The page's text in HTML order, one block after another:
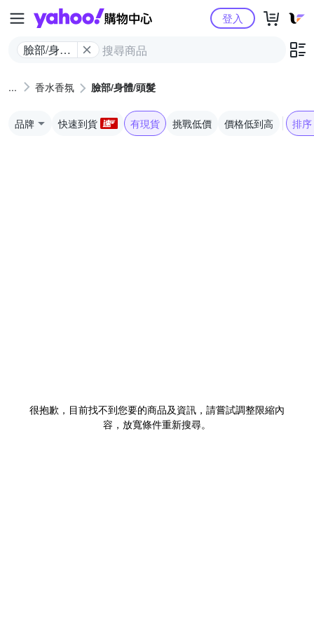
Yahoo購物中心
臉部/身體/
登入
香水香氛 臉部/身體/頭髮
品牌 快速到貨 有現貨 挑戰低價 價格低到高 排序
很抱歉，目前找不到您要的商品及資訊，請嘗試調整限縮內
容，放寬條件重新搜尋。